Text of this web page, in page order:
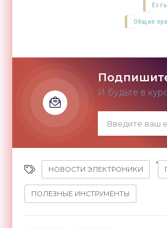
Общие
И будьте в
НОВОСТИ ЭЛЕКТРОНИКИ
,
ПОЛЕЗНЫЕ ИНСТРУМЕНТЫ